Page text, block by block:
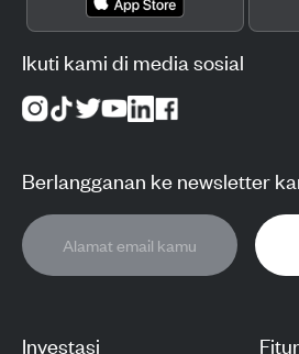
Investasi Fitur
Ikuti kami di media sosial
Berlangganan ke newsletter